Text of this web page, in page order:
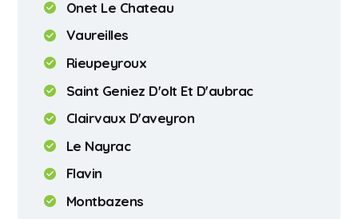
Onet Le Chateau
Vaureilles
Rieupeyroux
Saint Geniez D'olt Et D'aubrac
Clairvaux D'aveyron
Le Nayrac
Flavin
Montbazens